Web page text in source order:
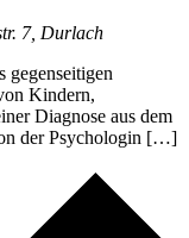
7, Durlach
gegenseitigen
Kindern,
Diagnose aus dem
der Psychologin […]